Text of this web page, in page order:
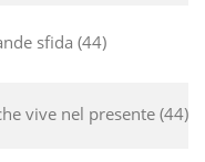
sfida 44
vive nel presente 44